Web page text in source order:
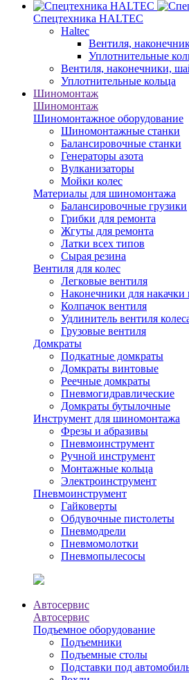
Спецтехника HALTEC
Haltec
Вентиля,
Уплотнительные
Вентиля, наконечники,
Уплотнительные кольца
Шиномонтаж
Шиномонтаж
Шиномонтажное оборудование
Шиномонтажные станки
Балансировочные станки
Генераторы азота
Вулканизаторы
Мойки колес
Материалы для шиномонтажа
Балансировочные грузики
Грибки для ремонта
Жгуты для ремонта
Латки всех типов
Сырая резина
Вентиля для колес
Легковые вентиля
Наконечники для
Колпачок вентиля
Удлинитель вентиля
Грузовые вентиля
Домкраты
Подкатные домкраты
Домкраты винтовые
Реечные домкраты
Пневмогидравлические
Домкраты бутылочные
Инструмент для шиномонтажа
Фрезы и абразивы
Пневмоинструмент
Ручной инструмент
Монтажные кольца
Электроинструмент
Пневмоинструмент
Гайковерты
Обдувочные пистолеты
Пневмодрели
Пневмомолотки
Пневмопылесосы
Автосервис
Автосервис
Подъемное оборудование
Подъемники
Подъемные столы
Подставки под